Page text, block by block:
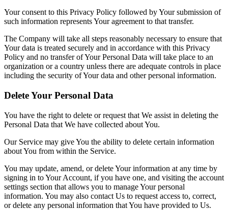
Your consent to this Privacy Policy followed by Your submission of
such information represents Your agreement to that transfer.
The Company will take all steps reasonably necessary to ensure that
Your data is treated securely and in accordance with this Privacy
Policy and no transfer of Your Personal Data will take place to an
organization or a country unless there are adequate controls in place
including the security of Your data and other personal information.
Delete Your Personal Data
You have the right to delete or request that We assist in deleting the
Personal Data that We have collected about You.
Our Service may give You the ability to delete certain information
about You from within the Service.
You may update, amend, or delete Your information at any time by
signing in to Your Account, if you have one, and visiting the account
settings section that allows you to manage Your personal
information. You may also contact Us to request access to, correct,
or delete any personal information that You have provided to Us.